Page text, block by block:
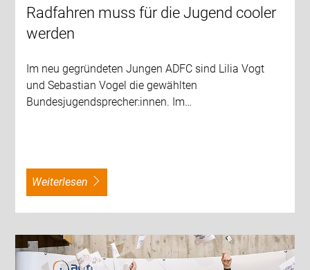
Radfahren muss für die Jugend cooler
werden
Im neu gegründeten Jungen ADFC sind Lilia Vogt
und Sebastian Vogel die gewählten
Bundesjugendsprecher:innen. Im…
weiterlesen